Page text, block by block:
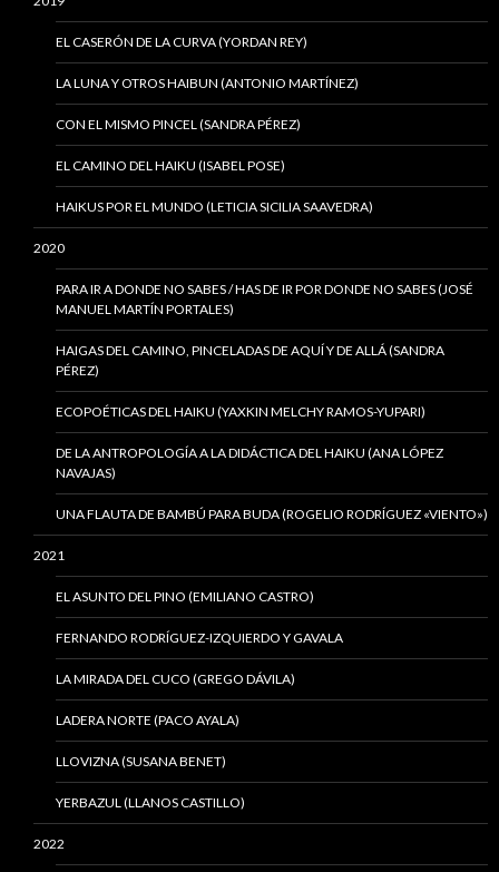
EL CASERÓN DE LA CURVA (YORDAN REY)
LA LUNA Y OTROS HAIBUN (ANTONIO MARTÍNEZ)
CON EL MISMO PINCEL (SANDRA PÉREZ)
EL CAMINO DEL HAIKU (ISABEL POSE)
HAIKUS POR EL MUNDO (LETICIA SICILIA SAAVEDRA)
2020
PARA IR A DONDE NO SABES / HAS DE IR POR DONDE NO SABES (JOSÉ
MANUEL MARTÍN PORTALES)
HAIGAS DEL CAMINO, PINCELADAS DE AQUÍ Y DE ALLÁ (SANDRA
PÉREZ)
ECOPOÉTICAS DEL HAIKU (YAXKIN MELCHY RAMOS-YUPARI)
DE LA ANTROPOLOGÍA A LA DIDÁCTICA DEL HAIKU (ANA LÓPEZ
NAVAJAS)
UNA FLAUTA DE BAMBÚ PARA BUDA (ROGELIO RODRÍGUEZ «VIENTO»)
2021
EL ASUNTO DEL PINO (EMILIANO CASTRO)
FERNANDO RODRÍGUEZ-IZQUIERDO Y GAVALA
LA MIRADA DEL CUCO (GREGO DÁVILA)
LADERA NORTE (PACO AYALA)
LLOVIZNA (SUSANA BENET)
YERBAZUL (LLANOS CASTILLO)
2022